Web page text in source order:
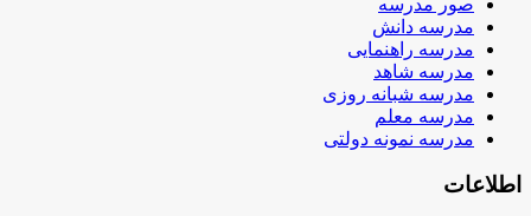
صور مدرسه
مدرسه دانش
مدرسه راهنمایی
مدرسه شاهد
مدرسه شبانه روزی
مدرسه معلم
مدرسه نمونه دولتی
اطلاعات